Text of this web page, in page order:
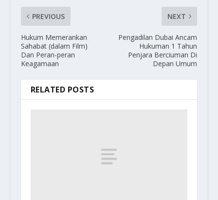
PREVIOUS
Hukum Memerankan
Sahabat (dalam Film)
Dan Peran-peran
Keagamaan
NEXT
Pengadilan Dubai Ancam
Hukuman 1 Tahun
Penjara Berciuman Di
Depan Umum
RELATED POSTS